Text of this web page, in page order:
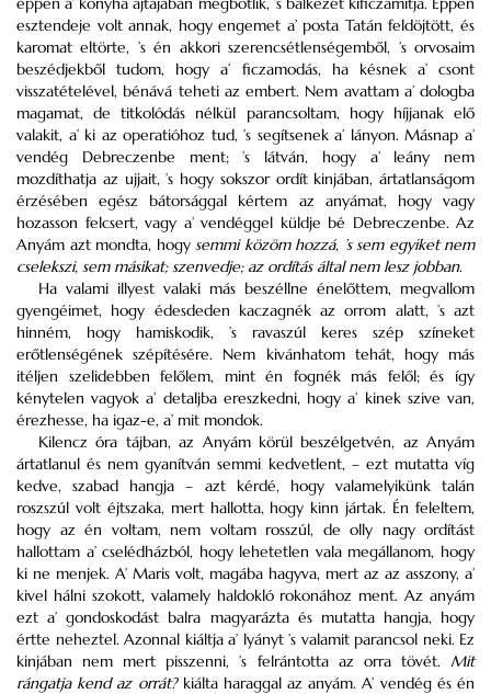
esztendeje volt annak, hogy engemet a’ posta Tatán feldöjtött, és
karomat eltörte, ’s én akkori szerencsétlenségemből, ’s orvosaim
beszédjekből tudom, hogy a’ ficzamodás, ha késnek a’ csont
visszatételével, bénává teheti az embert. Nem avattam a’ dologba
magamat, de titkolódás nélkül parancsoltam, hogy híjjanak elő
valakit, a’ ki az operatióhoz tud, ’s segítsenek a’ lányon. Másnap a’
vendég Debreczenbe ment; ’s látván, hogy a’ leány nem
mozdíthatja az ujjait, ’s hogy sokszor ordít kinjában, ártatlanságom
érzésében egész bátorsággal kértem az anyámat, hogy vagy
hozasson felcsert, vagy a’ vendéggel küldje bé Debreczenbe. Az
Anyám azt mondta, hogy semmi közöm hozzá, ’s sem egyiket nem
cselekszi, sem másikat; szenvedje; az ordítás által nem lesz jobban.
Ha valami illyest valaki más beszéllne énelőttem, megvallom
gyengéimet, hogy édesdeden kaczagnék az orrom alatt, ’s azt
hinném, hogy hamiskodik, ’s ravaszúl keres szép színeket
erőtlenségének szépítésére. Nem kivánhatom tehát, hogy más
itéljen szelidebben felőlem, mint én fognék más felől; és így
kénytelen vagyok a’ detaljba ereszkedni, hogy a’ kinek szive van,
érezhesse, ha igaz-e, a’ mit mondok.
Kilencz óra tájban, az Anyám körül beszélgetvén, az Anyám
ártatlanul és nem gyanítván semmi kedvetlent, – ezt mutatta víg
kedve, szabad hangja – azt kérdé, hogy valamelyikünk talán
roszszúl volt éjtszaka, mert hallotta, hogy kinn jártak. Én feleltem,
hogy az én voltam, nem voltam rosszúl, de olly nagy ordítást
hallottam a’ cselédházból, hogy lehetetlen vala megállanom, hogy
ki ne menjek. A’ Maris volt, magába hagyva, mert az az asszony, a’
kivel hálni szokott, valamely haldokló rokonához ment. Az anyám
ezt a’ gondoskodást balra magyarázta és mutatta hangja, hogy
értte neheztel. Azonnal kiáltja a’ lyányt ’s valamit parancsol neki. Ez
kinjában nem mert pisszenni, ’s felrántotta az orra tövét. Mit
rángatja kend az orrát?kiálta haraggal az anyám. A’ vendég és én